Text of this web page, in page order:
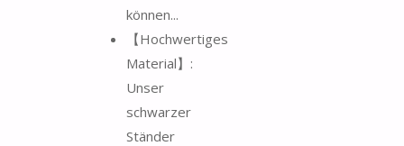
können...
【Hochwertiges
Material】:
Unser
schwarzer
Ständer